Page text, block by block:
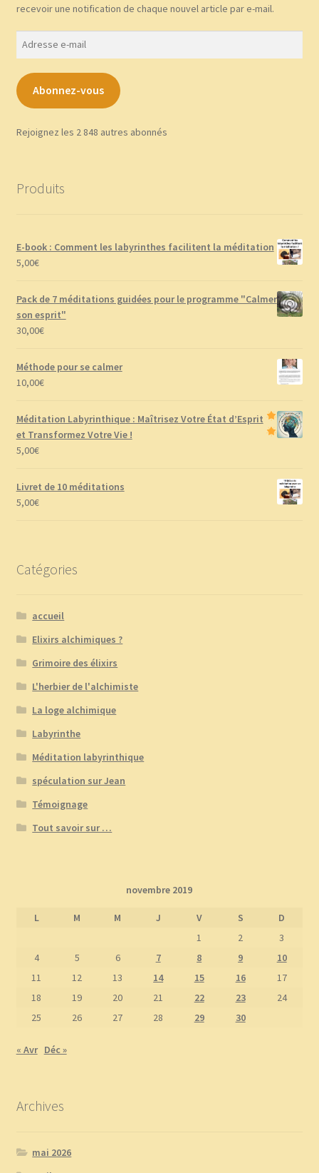
recevoir une notification de chaque nouvel article par e-mail.
Abonnez-vous
Rejoignez les 2 848 autres abonnés
Produits
E-book : Comment les labyrinthes facilitent la méditation
5,00€
Pack de 7 méditations guidées pour le programme "Calmer
son esprit"
30,00€
Méthode pour se calmer
10,00€
Méditation Labyrinthique : Maîtrisez Votre État d’Esprit
et Transformez Votre Vie !
5,00€
Livret de 10 méditations
5,00€
Catégories
accueil
Elixirs alchimiques ?
Grimoire des élixirs
L'herbier de l'alchimiste
La loge alchimique
Labyrinthe
Méditation labyrinthique
spéculation sur Jean
Témoignage
Tout savoir sur …
novembre 2019
L M M J V S
D
1
2
3
4
5 6 7 8 9
10
11
12 13 14 15 16
17
18
19 20 21 22 23
24
25
26 27 28 29 30
« Avr Déc »
Archives
mai 2026